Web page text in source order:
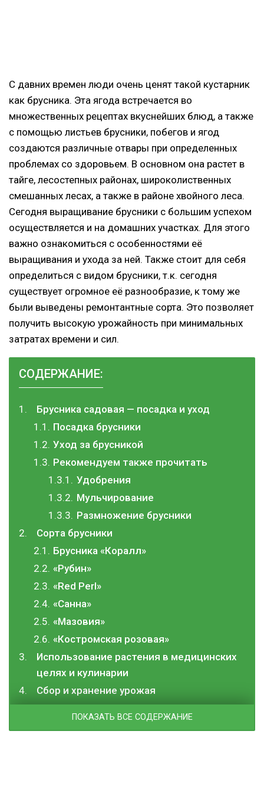
С давних времен люди очень ценят такой кустарник
как брусника. Эта ягода встречается во
множественных рецептах вкуснейших блюд, а также
с помощью листьев брусники, побегов и ягод
создаются различные отвары при определенных
проблемах со здоровьем. В основном она растет в
тайге, лесостепных районах, широколиственных
смешанных лесах, а также в районе хвойного леса.
Сегодня выращивание брусники с большим успехом
осуществляется и на домашних участках. Для этого
важно ознакомиться с особенностями её
выращивания и ухода за ней. Также стоит для себя
определиться с видом брусники, т.к. сегодня
существует огромное её разнообразие, к тому же
были выведены ремонтантные сорта. Это позволяет
получить высокую урожайность при минимальных
затратах времени и сил.
СОДЕРЖАНИЕ:
Брусника садовая — посадка и уход
Посадка брусники
Уход за брусникой
Рекомендуем также прочитать
Удобрения
Мульчирование
Размножение брусники
Сорта брусники
Брусника «Коралл»
«Рубин»
«Red Perl»
«Санна»
«Мазовия»
«Костромская розовая»
Использование растения в медицинских
целях и кулинарии
Сбор и хранение урожая
ПОКАЗАТЬ ВСЕ СОДЕРЖАНИЕ